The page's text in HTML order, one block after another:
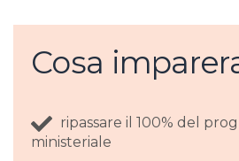
Cosa
ripassare il 100% del
ministeriale